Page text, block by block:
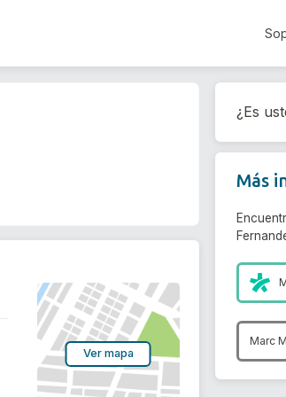
Ver mapa
¿Es
Más
Marc